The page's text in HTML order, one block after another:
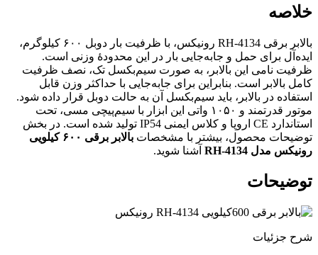
خلاصه
بالابر برقی RH-4134 رونیکس، با ظرفیت بار دوبل ۶۰۰ کیلوگرم،
ایده‌آل برای حمل و جابه‌جایی بار در این محدودۀ وزنی است.
ظرفیت نامی این بالابر، به صورت سیم‌بکسل تک، نصف ظرفیت
کامل بالابر است. بنابراین برای جابه‌جایی با حداکثر وزن قابل
استفاده در بالابر، باید سیم‌بکسل آن به حالت دوبل قرار داده شود.
موتور قدرتمند و ۱۰۵۰ واتی این ابزار با سیم‌پیچی مسی، تحت
استاندارد CE اروپا و کلاس ایمنی IP54 تولید شده است. در بخش
توضیحات محصول، بیشتر با مشخصات
بالابر برقی ۶۰۰ کیلویی
رونیکس مدل RH-4134
آشنا شوید.
توضیحات
شرح جزئیات